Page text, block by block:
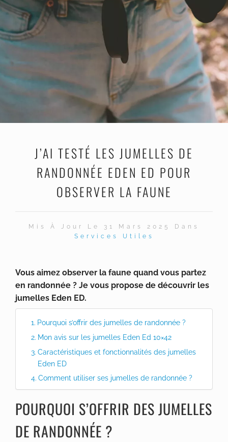
J’AI TESTÉ LES JUMELLES DE
RANDONNÉE EDEN ED POUR
OBSERVER LA FAUNE
Mis À Jour Le 31 Mars 2025 Dans
Services Utiles
Vous aimez observer la faune quand vous partez
en randonnée ? Je vous propose de découvrir les
jumelles Eden ED.
Pourquoi s’offrir des jumelles de randonnée ?
Mon avis sur les jumelles Eden Ed 10×42
Caractéristiques et fonctionnalités des jumelles
Eden ED
Comment utiliser ses jumelles de randonnée ?
POURQUOI S’OFFRIR DES JUMELLES
DE RANDONNÉE ?